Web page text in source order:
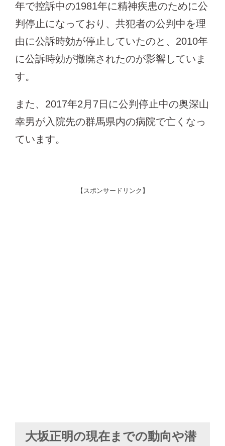
年で控訴中の1981年に精神疾患のために公
判停止になっており、共犯者の公判中を理
由に公訴時効が停止していたのと、2010年
に公訴時効が撤廃されたのが影響していま
す。
また、2017年2月7日に公判停止中の奥深山
幸男が入院先の群馬県内の病院で亡くなっ
ています。
【スポンサードリンク】
大坂正明の現在までの動向や潜